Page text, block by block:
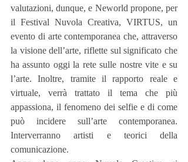
valutazioni, dunque, e Neworld propone, per
il Festival Nuvola Creativa, VIRTUS, un
evento di arte contemporanea che, attraverso
la visione dell’arte, riflette sul significato che
ha assunto oggi la rete sulle nostre vite e su
l’arte. Inoltre, tramite il rapporto reale e
virtuale, verrà trattato il tema che più
appassiona, il fenomeno dei selfie e di come
può incidere sull’arte contemporanea.
Interverranno artisti e teorici della
comunicazione.